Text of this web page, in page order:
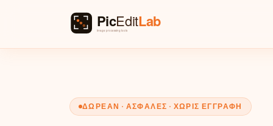
ΔΩΡΕΆΝ · ΑΣΦΑΛΈΣ · ΧΩΡΊΣ ΕΓΓΡΑΦΉ